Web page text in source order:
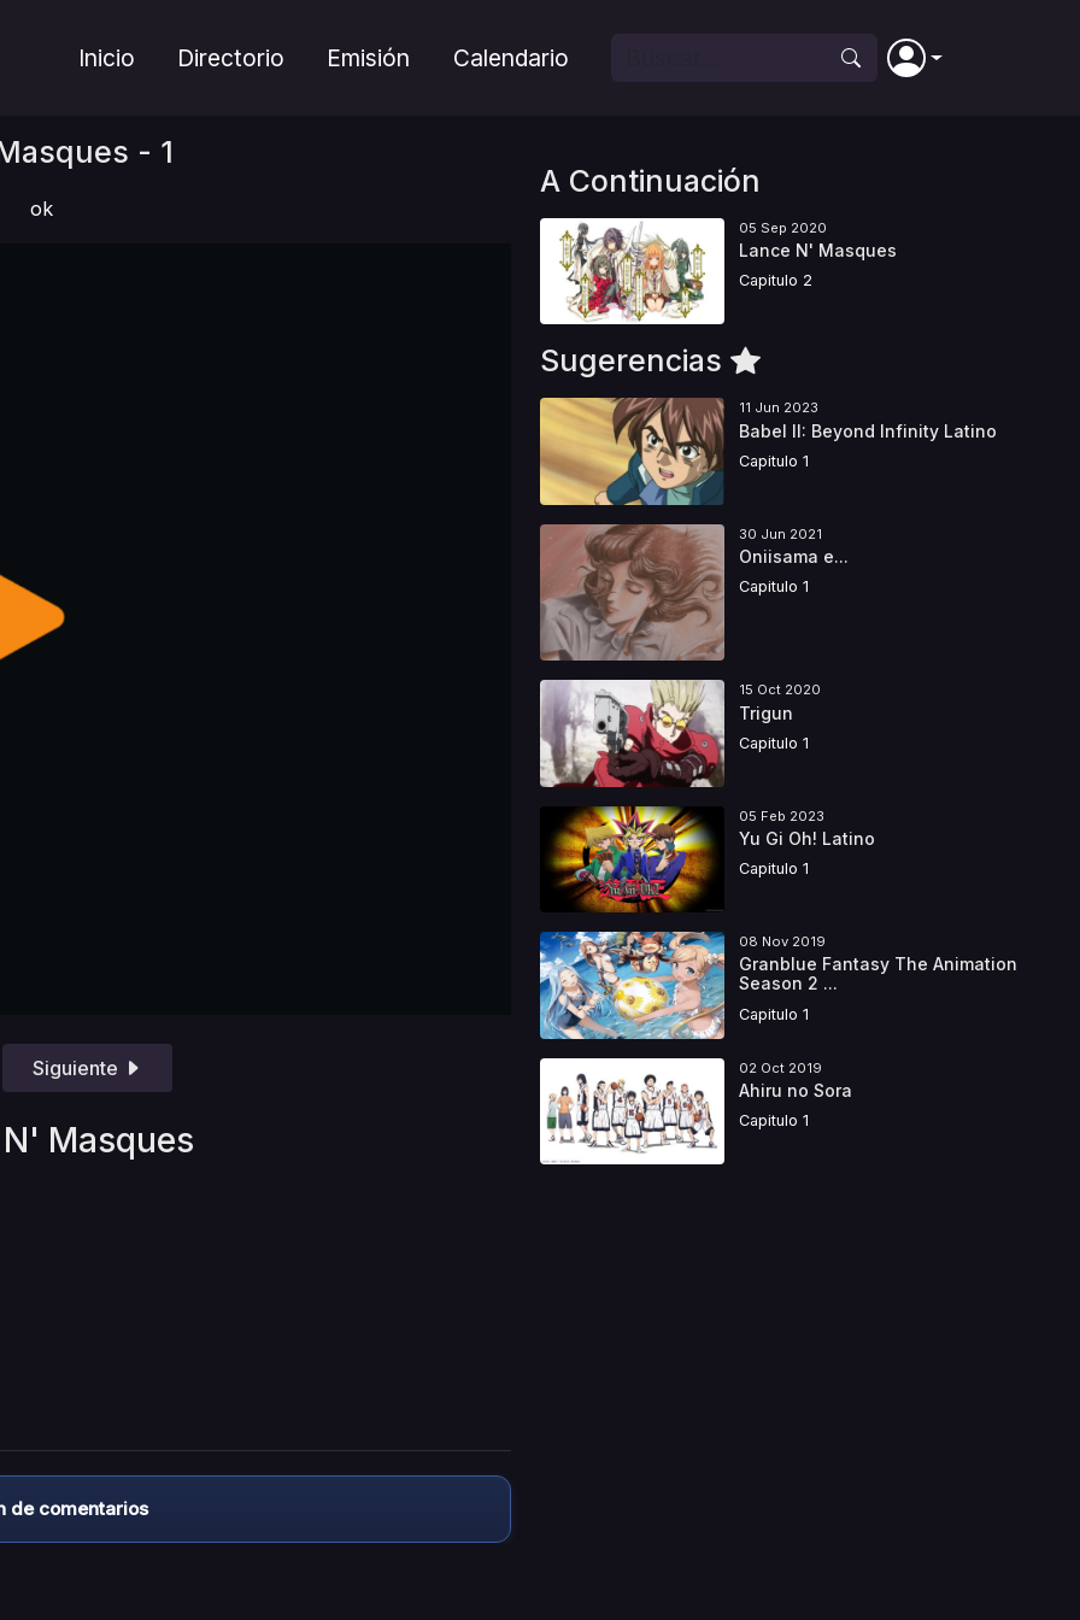
Inicio Directorio Emisión Calendario
- 1
ok
Siguiente
Masques
de comentarios
A Continuación
05 Sep 2020
Lance N' Masques
Capitulo 2
Sugerencias
11 Jun 2023
Babel II: Beyond Infinity Latino
Capitulo 1
30 Jun 2021
Oniisama e...
Capitulo 1
15 Oct 2020
Trigun
Capitulo 1
05 Feb 2023
Yu Gi Oh! Latino
Capitulo 1
08 Nov 2019
Granblue Fantasy The Animation
Season 2 ...
Capitulo 1
02 Oct 2019
Ahiru no Sora
Capitulo 1